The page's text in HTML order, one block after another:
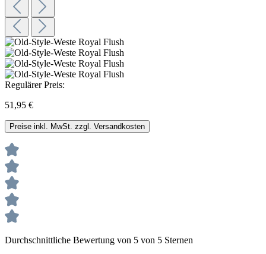
Regulärer Preis:
51,95 €
Preise inkl. MwSt. zzgl. Versandkosten
Durchschnittliche Bewertung von 5 von 5 Sternen